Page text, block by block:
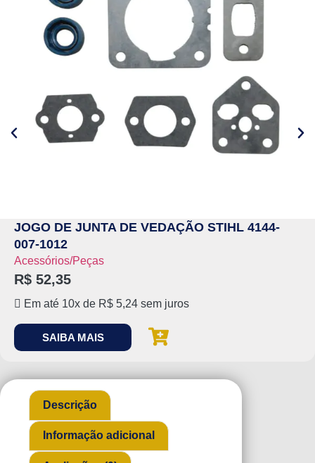
JOGO DE JUNTA DE VEDAÇÃO STIHL 4144-
007-1012
Acessórios/Peças
R$ 52,35
Em até 10x de R$ 5,24 sem juros
SAIBA MAIS
Descrição
Informação adicional